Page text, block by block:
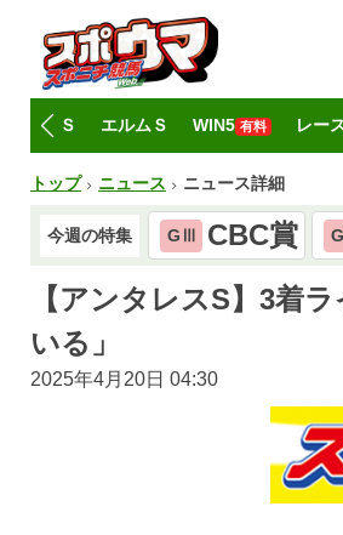
レパードＳ エルムＳ WIN5 有料 レー
トップ ニュース ニュース詳細
今週の特集 GⅢ CBC賞
【アンタレスS】3着
いる」
2025年4月20日 04:30